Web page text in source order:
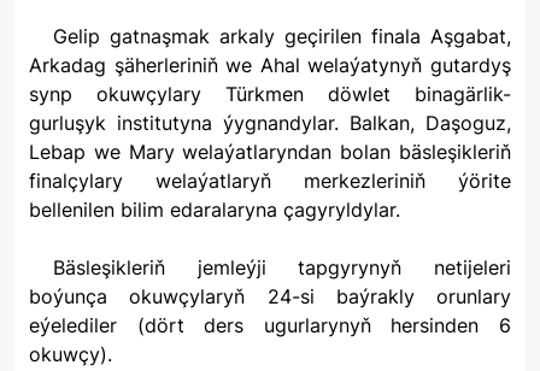
Gelip gatnaşmak arkaly geçirilen finala Aşgabat,
Arkadag şäherleriniň we Ahal welaýatynyň gutardyş
synp okuwçylary Türkmen döwlet binagärlik-
gurluşyk institutyna ýygnandylar. Balkan, Daşoguz,
Lebap we Mary welaýatlaryndan bolan bäsleşikleriň
finalçylary welaýatlaryň merkezleriniň ýörite
bellenilen bilim edaralaryna çagyryldylar.
Bäsleşikleriň jemleýji tapgyrynyň netijeleri
boýunça okuwçylaryň 24-si baýrakly orunlary
eýelediler (dört ders ugurlarynyň hersinden 6
okuwçy).